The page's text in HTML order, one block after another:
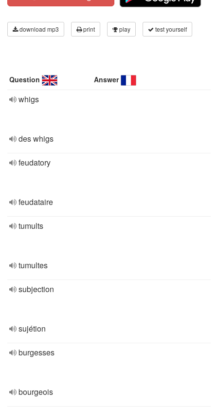
download mp3 print play test yourself
Question Answer
whigs
des whigs
feudatory
feudataire
tumults
tumultes
subjection
sujétion
burgesses
bourgeois